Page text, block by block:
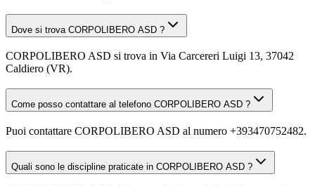
Dove si trova CORPOLIBERO ASD ?
CORPOLIBERO ASD si trova in Via Carcereri Luigi 13, 37042
Caldiero (VR).
Come posso contattare al telefono CORPOLIBERO ASD ?
Puoi contattare CORPOLIBERO ASD al numero +393470752482.
Quali sono le discipline praticate in CORPOLIBERO ASD ?